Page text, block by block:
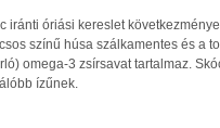
iránti óriási kereslet
színű húsa szálkamentes és a
omega-3 zsírsavat tartalmaz.
ízűnek.